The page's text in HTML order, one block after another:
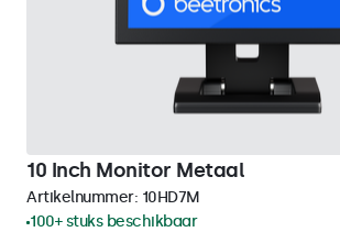
10 Inch Monitor Metaal
Artikelnummer: 10HD7M
100+ stuks beschikbaar